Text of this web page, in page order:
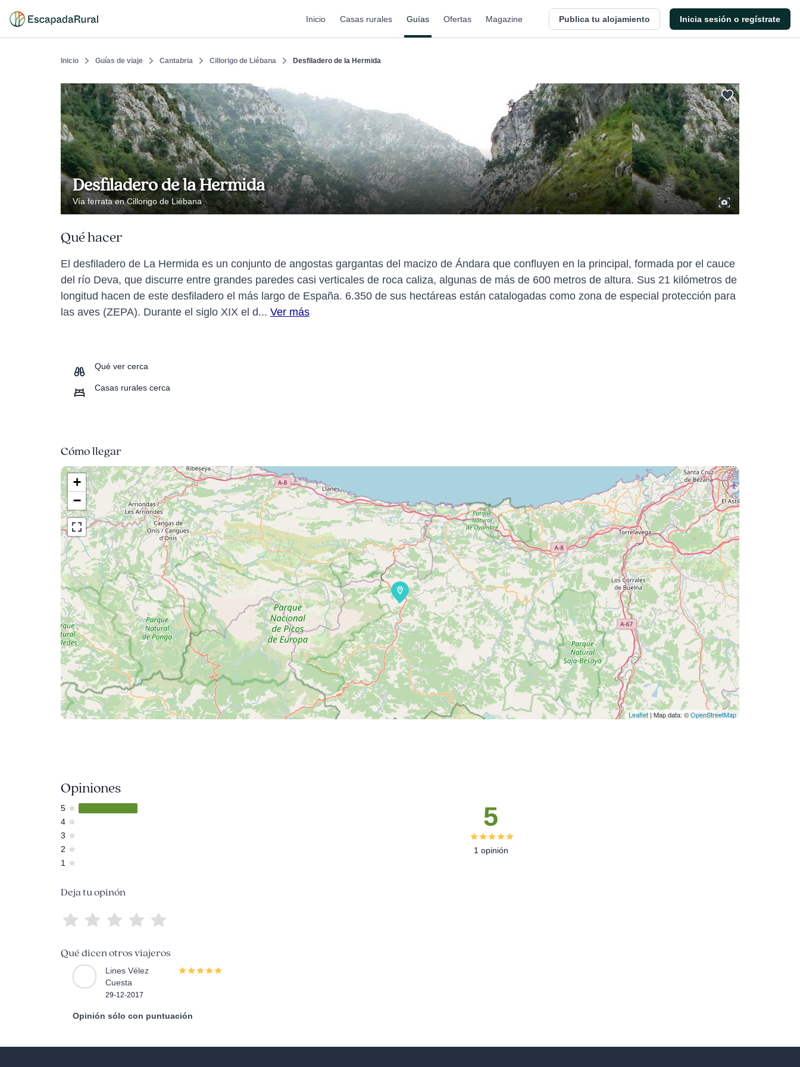
Inicio Casas rurales Guías Ofertas Magazine Publica tu alojamiento Inicia sesión o regístrate
Inicio Guías de viaje Cantabria Cillorigo de Liébana Desfiladero de la Hermida
Desfiladero de la Hermida
Vía ferrata en Cillorigo de Liébana
Qué hacer
El desfiladero de La Hermida es un conjunto de angostas gargantas del macizo de Ándara que confluyen en la principal, formada por el cauce
del río Deva, que discurre entre grandes paredes casi verticales de roca caliza, algunas de más de 600 metros de altura. Sus 21 kilómetros de
longitud hacen de este desfiladero el más largo de España. 6.350 de sus hectáreas están catalogadas como zona de especial protección para
las aves (ZEPA). Durante el siglo XIX el d... Ver más
Qué ver cerca
Casas rurales cerca
Cómo llegar
+
−
Leaflet | Map data: ©OpenStreetMap
Opiniones
5
4
3
2
1
5
1 opinión
Deja tu opinón
Qué dicen otros viajeros
Lines Vélez
Cuesta
29-12-2017
Opinión sólo con puntuación